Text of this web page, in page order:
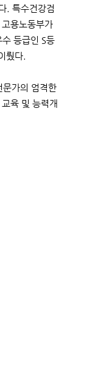
. 특수건강검
용노동부가
등급인 S등
뤘다.
문가의 엄격한
육 및 능력개